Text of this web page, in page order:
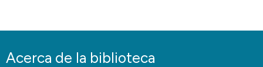
Acerca de la biblioteca